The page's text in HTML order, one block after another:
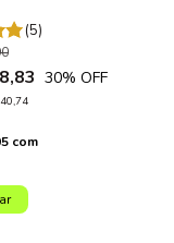
8
G2
(5)
30% OFF
com